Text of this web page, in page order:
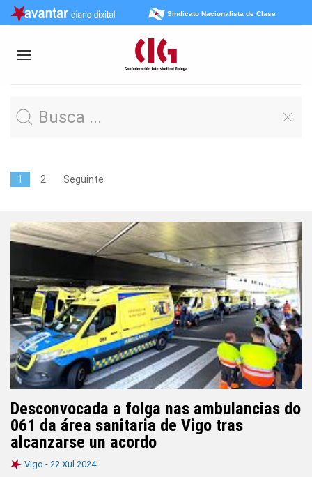
Sindicato Nacionalista de Clase
1 2 Seguinte
Desconvocada a folga nas ambulancias do
061 da área sanitaria de Vigo tras
alcanzarse un acordo
Vigo - 22 Xul 2024